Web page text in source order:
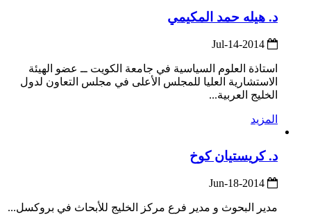
د. هيله حمد المكيمي
استاذة العلوم السياسية في جامعة الكويت ــ عضو الهيئة
الاستشارية العليا للمجلس الأعلى في مجلس التعاون لدول
الخليج العربية...
المزيد
د. كريستيان كوخ
مدير البحوث و مدير فرع مركز الخليج للأبحاث في بروكسل...